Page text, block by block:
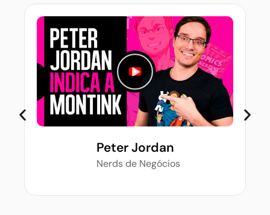
Peter Jordan
Nerds de Negócios